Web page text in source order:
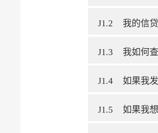
J1.2 我的信
J1.3 我如何
J1.4 如果我
J1.5 如果我